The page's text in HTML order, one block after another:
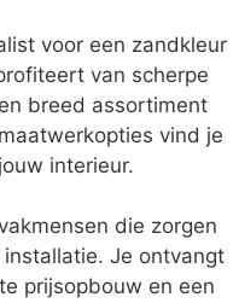
voor een zandkleur
van scherpe
breed assortiment
vind je
interieur.
die zorgen
Je ontvangt
prijsopbouw en een